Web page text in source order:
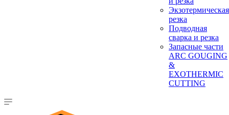
Экзотермическая
резка
Подводная
сварка и резка
Запасные части
ARC GOUGING
&
EXOTHERMIC
CUTTING